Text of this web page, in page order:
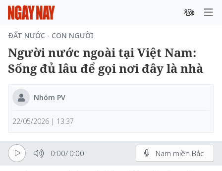
ĐẤT NƯỚC - CON NGƯỜI
Người nước ngoài tại Việt Nam:
Sống đủ lâu để gọi nơi đây là nhà
Nhóm PV
22/05/2026 | 13:37
0:00/ 0:00 Nam miền Bắc